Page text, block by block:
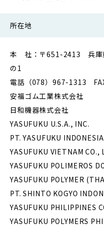
所在地
本 社：〒651-2413 兵庫
の1
電話（078）967-1313
安福ゴム工業株式会社
日和機器株式会社
YASUFUKU U.S.A., INC.
PT. YASUFUKU INDONESIA
YASUFUKU VIETNAM CO.,
YASUFUKU POLIMEROS
YASUFUKU POLYMER
PT. SHINTO KOGYO
YASUFUKU PHILIPPINES
YASUFUKU POLYMERS